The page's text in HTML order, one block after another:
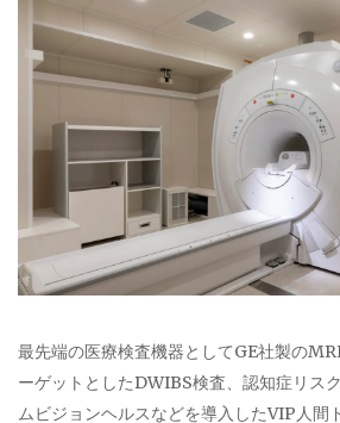
最先端の医療検査機器としてGE社製の
ーゲットとしたDWIBS検査、認知症リス
ムビジョンヘルスなどを導入したVIP人間